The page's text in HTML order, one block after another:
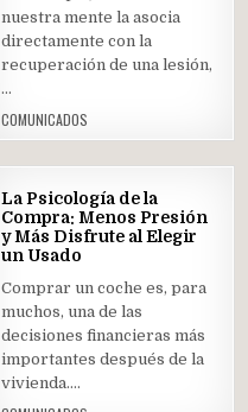
nuestra mente la asocia
directamente con la
recuperación de una lesión,
…
COMUNICADOS
MAY
2025
Posted
La Psicología de la
Compra: Menos Presión
y Más Disfrute al Elegir
un Usado
Comprar un coche es, para
muchos, una de las
decisiones financieras más
importantes después de la
vivienda….